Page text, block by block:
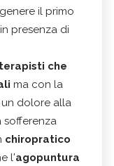
il primo
presenza di
terapisti che
ma con la
dolore alla
sofferenza
chiropratico
l'agopuntura